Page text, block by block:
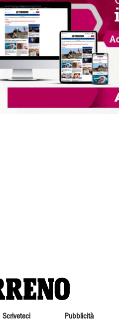
Scriveteci Pubblicità